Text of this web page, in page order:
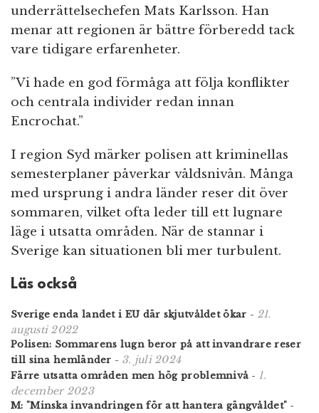
underrättelsechefen Mats Karlsson. Han
menar att regionen är bättre förberedd tack
vare tidigare erfarenheter.
”Vi hade en god förmåga att följa konflikter
och centrala individer redan innan
Encrochat.”
I region Syd märker polisen att kriminellas
semesterplaner påverkar våldsnivån. Många
med ursprung i andra länder reser dit över
sommaren, vilket ofta leder till ett lugnare
läge i utsatta områden. När de stannar i
Sverige kan situationen bli mer turbulent.
Läs också
Sverige enda landet i EU där skjutvåldet ökar - 21.
augusti 2022
Polisen: Sommarens lugn beror på att invandrare reser
till sina hemländer - 3. juli 2024
Färre utsatta områden men hög problemnivå - 1.
december 2023
M: "Minska invandringen för att hantera gängvåldet" -